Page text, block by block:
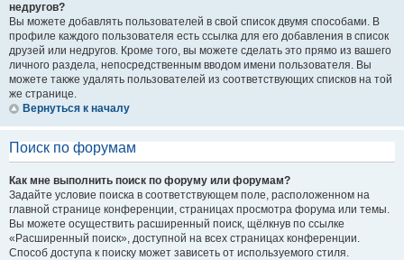
недругов?
Вы можете добавлять пользователей в свой список двумя способами. В
профиле каждого пользователя есть ссылка для его добавления в список
друзей или недругов. Кроме того, вы можете сделать это прямо из вашего
личного раздела, непосредственным вводом имени пользователя. Вы
можете также удалять пользователей из соответствующих списков на той
же странице.
Вернуться к началу
Поиск по форумам
Как мне выполнить поиск по форуму или форумам?
Задайте условие поиска в соответствующем поле, расположенном на
главной странице конференции, страницах просмотра форума или темы.
Вы можете осуществить расширенный поиск, щёлкнув по ссылке
«Расширенный поиск», доступной на всех страницах конференции.
Способ доступа к поиску может зависеть от используемого стиля.